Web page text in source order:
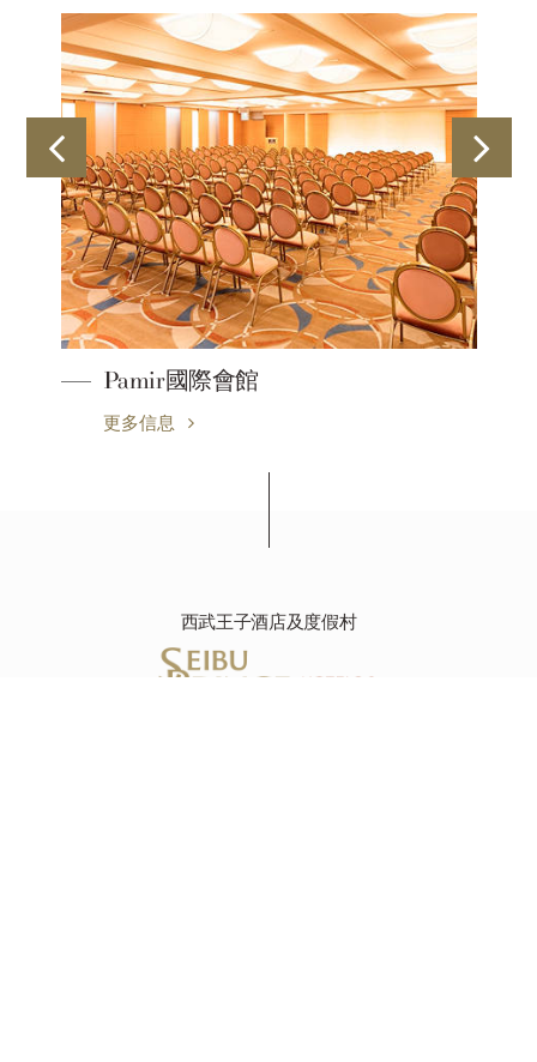
Pamir國際會館
更多信息
西武王子酒店及度假村